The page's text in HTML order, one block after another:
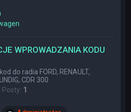
WPROWADZANIA KODU
do radia FORD, RENAULT,
CDR 300
1